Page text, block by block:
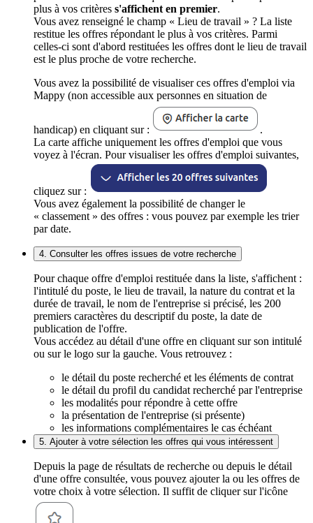
plus à vos critères s'affichent en premier.
Vous avez renseigné le champ « Lieu de travail » ? La liste
restitue les offres répondant le plus à vos critères. Parmi
celles-ci sont d'abord restituées les offres dont le lieu de travail
est le plus proche de votre recherche.
Vous avez la possibilité de visualiser ces offres d'emploi via
Mappy (non accessible aux personnes en situation de
handicap) en cliquant sur :
.
La carte affiche uniquement les offres d'emploi que vous
voyez à l'écran. Pour visualiser les offres d'emploi suivantes,
cliquez sur :
Vous avez également la possibilité de changer le
« classement » des offres : vous pouvez par exemple les trier
par date.
4. Consulter les offres issues de votre recherche
Pour chaque offre d'emploi restituée dans la liste, s'affichent :
l'intitulé du poste, le lieu de travail, la nature du contrat et la
durée de travail, le nom de l'entreprise si précisé, les 200
premiers caractères du descriptif du poste, la date de
publication de l'offre.
Vous accédez au détail d'une offre en cliquant sur son intitulé
ou sur le logo sur la gauche. Vous retrouvez :
le détail du poste recherché et les éléments de contrat
le détail du profil du candidat recherché par l'entreprise
les modalités pour répondre à cette offre
la présentation de l'entreprise (si présente)
les informations complémentaires le cas échéant
5. Ajouter à votre sélection les offres qui vous intéressent
Depuis la page de résultats de recherche ou depuis le détail
d'une offre consultée, vous pouvez ajouter la ou les offres de
votre choix à votre sélection. Il suffit de cliquer sur l'icône